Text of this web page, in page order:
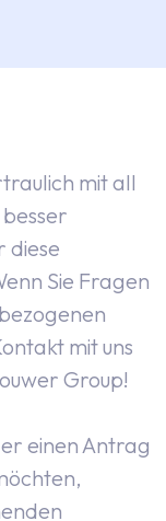
mit all
diese
Sie Fragen
mit uns
Group!
einen Antrag